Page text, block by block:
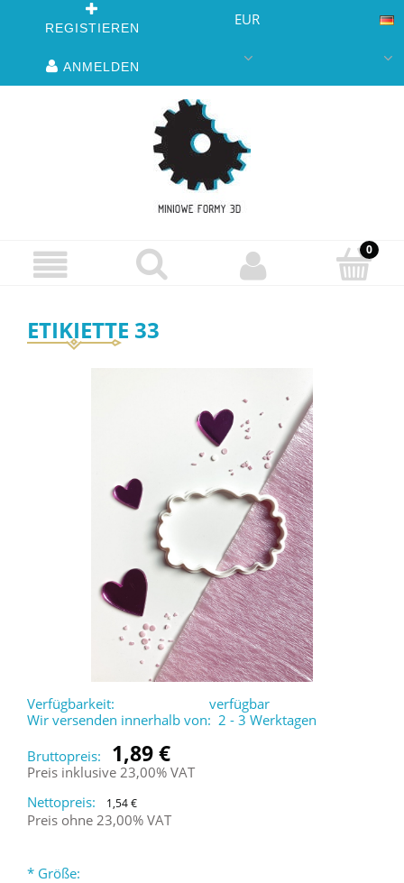
REGISTIEREN
ANMELDEN
EUR
ETIKIETTE 33
Verfügbarkeit:
verfügbar
Wir versenden innerhalb von: 2 - 3 Werktagen
Bruttopreis:
1,89 €
Preis inklusive 23,00% VAT
Nettopreis:
1,54 €
Preis ohne 23,00% VAT
* Größe: